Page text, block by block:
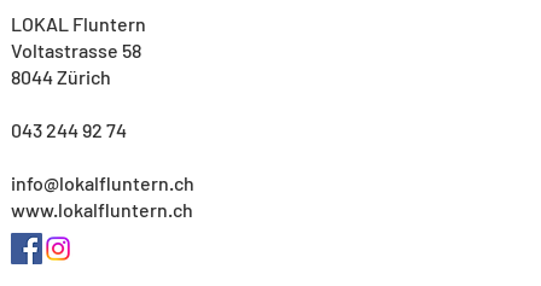
LOKAL Fluntern
Voltastrasse 58
8044 Zürich
043 244 92 74
info@lokalfluntern.ch
www.lokalfluntern.ch